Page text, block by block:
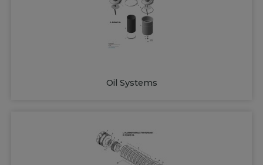
Oil Systems